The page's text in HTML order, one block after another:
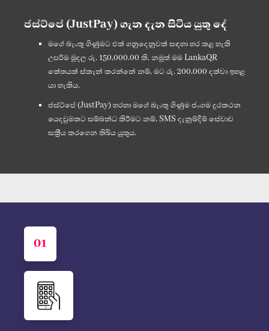
ජස්ට්පේ (JustPay) ගැන දැන සිටිය යුතු දේ
මගේ බැංකු ගිණුමට එක් ගනුදෙනුවක් සඳහා හර කළ හැකි
උපරිම මුදල රු. 150,000.00 කි, නමුත් මම LankaQR
කේතයක් ස්කෑන් කරන්නේ නම්, මට රු. 200,000 දක්වා ඉහළ
යා හැකිය.
ජස්ට්පේ (JustPay) හරහා මගේ බැංකු ගිණුම ජංගම දුරකථන
යෙදවුමකට සම්බන්ධ කිරීමට නම්, SMS දැනුම්දීම් සේවාව
සක්‍රීය කරගෙන තිබිය යුතුය.
01